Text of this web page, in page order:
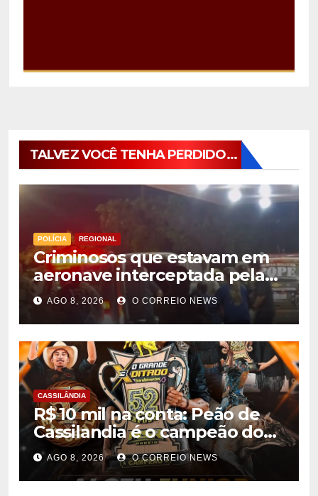
TALVEZ VOCÊ TENHA PERDIDO...
POLÍCIA REGIONAL
Criminosos que estavam em
aeronave interceptada pela
FAB em MS morrem durante
confronto com o Bope
AGO 8, 2026 O CORREIO NEWS
CASSILÂNDIA
R$ 10 mil na conta: Peão de
Cassilandia é o campeão do
desafio “O Grande Ditado
Bandeirantes” em
Rondonópolis
AGO 8, 2026 O CORREIO NEWS